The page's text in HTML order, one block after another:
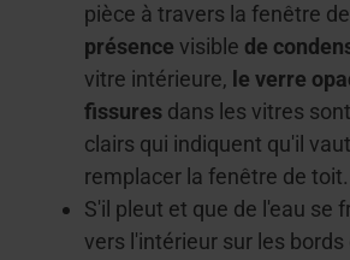
pièce à travers la fenêtre
présence visible de
vitre intérieure, le verre
fissures dans les vitres
clairs qui indiquent qu'il
remplacer la fenêtre de toit.
S'il pleut et que de l'eau se
vers l'intérieur sur les